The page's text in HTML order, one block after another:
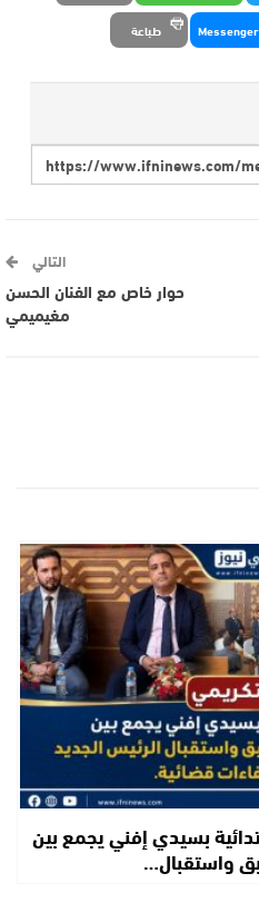
Messenger طباعة
التالي
حوار خاص مع الفنان الحسن
مغيميمي
بسيدي إفني يجمع بين
واستقبال…